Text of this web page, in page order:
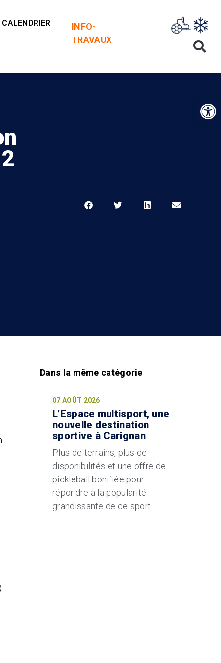
CALENDRIER
INFO-
TRAVAUX
07 AOÛT 2026
L’Espace multisport, une
nouvelle destination
sportive à Carignan
Plus de terrains, plus de
disponibilités et une offre de
pickleball bonifiée pour
répondre à la popularité
grandissante de ce sport.